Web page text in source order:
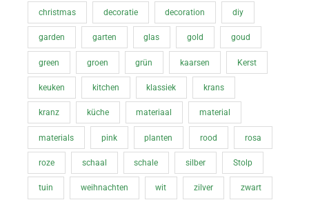
christmas decoratie decoration diy
garden garten glas gold goud
green groen grün kaarsen Kerst
keuken kitchen klassiek krans
kranz küche materiaal material
materials pink planten rood rosa
roze schaal schale silber Stolp
tuin weihnachten wit zilver zwart